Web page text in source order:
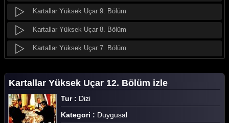
Kartallar Yüksek Uçar 9. Bölüm
Kartallar Yüksek Uçar 8. Bölüm
Kartallar Yüksek Uçar 7. Bölüm
Kartallar Yüksek Uçar 5. Bölüm
Kartallar Yüksek Uçar 4. Bölüm
Kartallar Yüksek Uçar 12. Bölüm izle
Tur : Dizi
Kategori : Duygusal